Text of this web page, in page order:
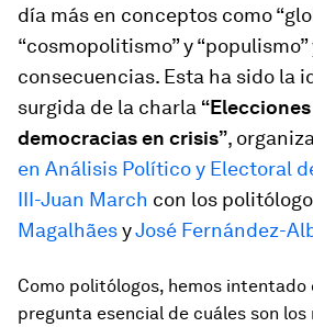
día más en conceptos como
“cosmopolitismo” y “populismo”
consecuencias. Esta ha sido la
surgida de la charla
democracias en crisis”,
en Análisis Político y Electoral
III-Juan March con los
MagalhãesyJosé Fernández-
Como politólogos, hemos
pregunta esencial de cuáles son